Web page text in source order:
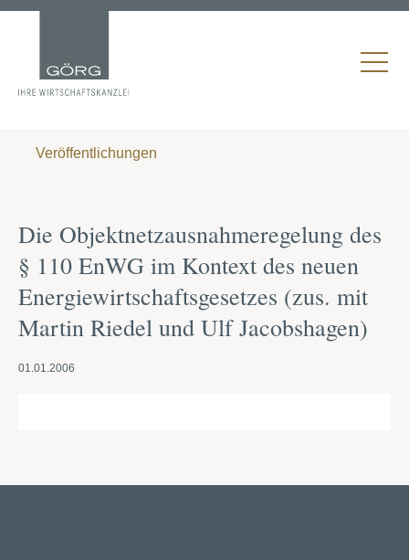
Veröffentlichungen
Die Objektnetzausnahmeregelung des
§ 110 EnWG im Kontext des neuen
Energiewirtschaftsgesetzes (zus. mit
Martin Riedel und Ulf Jacobshagen)
01.01.2006